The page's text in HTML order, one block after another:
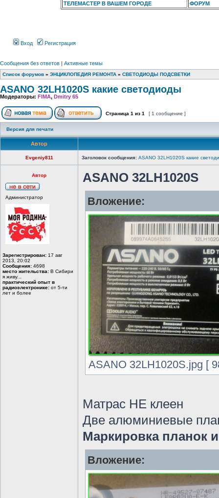
ТЕЛЕМАСТЕР В ВАШЕМ ГОРОДЕ
ФОРУМ
Вход Регистрация
Сообщения без ответов | Активные темы
Список форумов » ЭНЦИКЛОПЕДИЯ РЕМОНТА » СВЕТОДИОДЫ ПОДСВЕТКИ
ASANO 32LH1020S какие светодиоды
Модераторы: FIMA, Dmitry 65
Страница 1 из 1 [ 1 сообщение ]
Версия для печати
Автор
Evgeniy811 Заголовок сообщения: ASANO 32LH1020S какие
Автор
Администратор
Зарегистрирован: 17 авг
2013, 20:02
Сообщения: 4698
место жительства: В Сибири
я живу...
практический опыт в
радиоэлектронике: от 5-ти
лет и более
ASANO 32LH1020S
Вложение:
ASANO 32LH1020S.jpg [
Матрас НЕ клеен
Две алюминиевые
Маркировка планок
Вложение: